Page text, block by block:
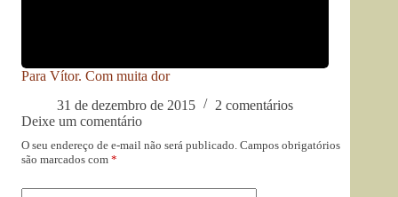
Para Vítor. Com muita dor
31 de dezembro de 2015
2 comentários
Deixe um comentário
O seu endereço de e-mail não será publicado. Campos obrigatórios
são marcados com *